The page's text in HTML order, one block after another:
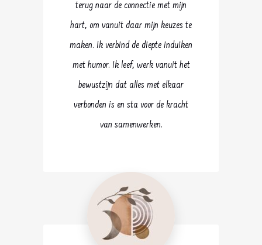
terug naar de connectie met mijn
hart, om vanuit daar mijn keuzes te
maken. Ik verbind de diepte induiken
met humor. Ik leef, werk vanuit het
bewustzijn dat alles met elkaar
verbonden is en sta voor de kracht
van samenwerken.